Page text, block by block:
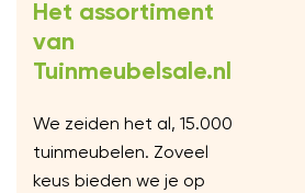
Het assortiment
van
Tuinmeubelsale.nl
We zeiden het al, 15.000
tuinmeubelen. Zoveel
keus bieden we je op